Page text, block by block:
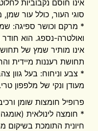
אינו חוסם נקבוביות
סוגי העור, כולל עור
* מרקם וכושר ספיגה:
ואולטרה-נספג. הוא
אינו מותיר שמץ של
תחושת רעננות מיידית
* צבע וניחוח: בעל גוון
מעודן ונקי של מלפפון טרי.
פרופיל חומצות שומן
חיונית התומכת בשיקום